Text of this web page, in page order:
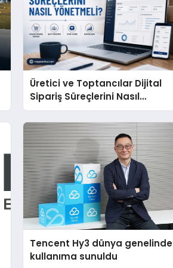
Üretici ve Toptancılar Dijital
Sipariş Süreçlerini Nasıl
Yönetmeli?
Tencent Hy3 dünya genelinde
kullanıma sunuldu